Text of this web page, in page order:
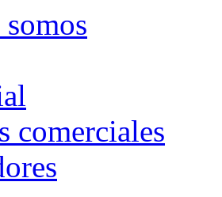
comerciales